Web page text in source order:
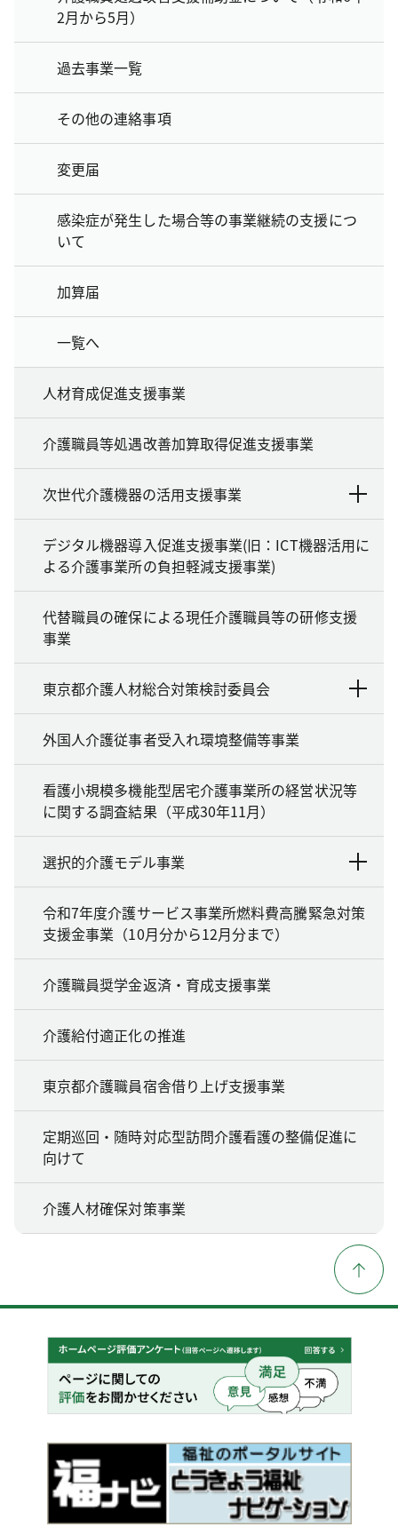
2月から5月）
過去事業一覧
その他の連絡事項
変更届
感染症が発生した場合等の事業継続の支援につ
いて
加算届
一覧へ
人材育成促進支援事業
介護職員等処遇改善加算取得促進支援事業
次世代介護機器の活用支援事業
デジタル機器導入促進支援事業(旧：ICT機器活用に
よる介護事業所の負担軽減支援事業)
代替職員の確保による現任介護職員等の研修支援
事業
東京都介護人材総合対策検討委員会
外国人介護従事者受入れ環境整備等事業
看護小規模多機能型居宅介護事業所の経営状況等
に関する調査結果（平成30年11月）
選択的介護モデル事業
令和7年度介護サービス事業所燃料費高騰緊急対策
支援金事業（10月分から12月分まで）
介護職員奨学金返済・育成支援事業
介護給付適正化の推進
東京都介護職員宿舎借り上げ支援事業
定期巡回・随時対応型訪問介護看護の整備促進に
向けて
介護人材確保対策事業